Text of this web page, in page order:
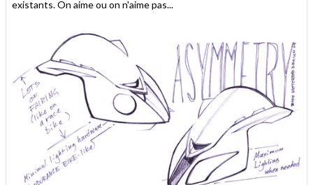
existants. On aime ou on n'aime pas...